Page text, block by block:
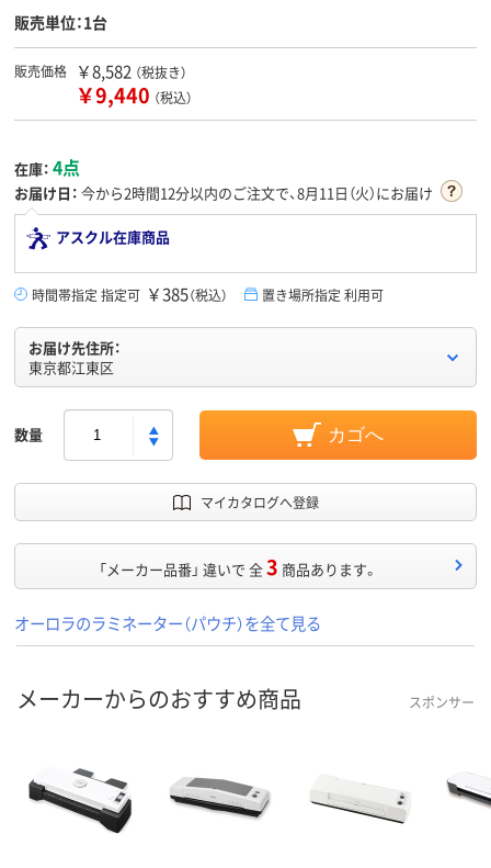
販売単位：1台
販売価格 ￥8,582 （税抜き）
￥9,440 （税込）
在庫： 4点
お届け日： 今から2時間12分以内のご注文で、8月11日（火）にお届け
アスクル在庫商品
時間帯指定 指定可 ￥385（税込） 置き場所指定 利用可
お届け先住所：
東京都江東区
数量 カゴへ
マイカタログへ登録
「メーカー品番」 違いで 全3 商品あります。
オーロラのラミネーター（パウチ）を全て見る
メーカーからのおすすめ商品 スポンサー